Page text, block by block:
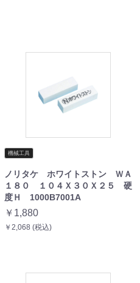
機械工具
ノリタケ ホワイトストン ＷＡ
１８０ １０４Ｘ３０Ｘ２５ 硬
度Ｈ 1000B7001A
￥1,880
￥2,068 (税込)